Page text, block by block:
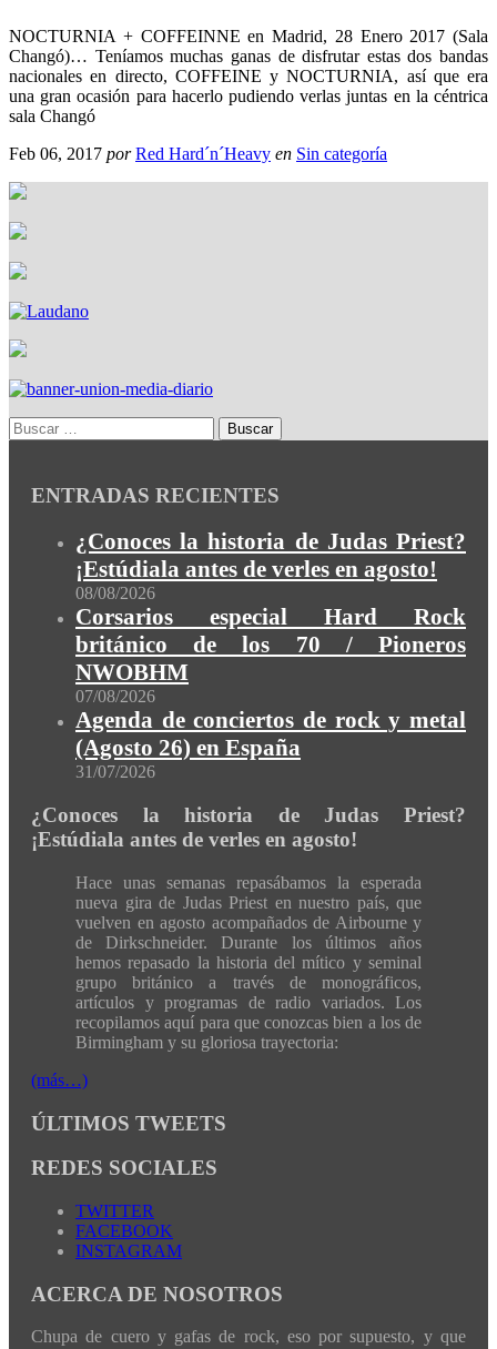
NOCTURNIA + COFFEINNE en Madrid, 28 Enero 2017 (Sala
Changó)… Teníamos muchas ganas de disfrutar estas dos bandas
nacionales en directo, COFFEINE y NOCTURNIA, así que era
una gran ocasión para hacerlo pudiendo verlas juntas en la céntrica
sala Changó
Feb 06, 2017 por Red Hard´n´Heavy en Sin categoría
ENTRADAS RECIENTES
¿Conoces la historia de Judas Priest?
¡Estúdiala antes de verles en agosto!
08/08/2026
Corsarios especial Hard Rock
británico de los 70 / Pioneros
NWOBHM
07/08/2026
Agenda de conciertos de rock y metal
(Agosto 26) en España
31/07/2026
¿Conoces la historia de Judas Priest?
¡Estúdiala antes de verles en agosto!
Hace unas semanas repasábamos la esperada
nueva gira de Judas Priest en nuestro país, que
vuelven en agosto acompañados de Airbourne y
de Dirkschneider. Durante los últimos años
hemos repasado la historia del mítico y seminal
grupo británico a través de monográficos,
artículos y programas de radio variados. Los
recopilamos aquí para que conozcas bien a los de
Birmingham y su gloriosa trayectoria:
(más…)
ÚLTIMOS TWEETS
REDES SOCIALES
TWITTER
FACEBOOK
INSTAGRAM
ACERCA DE NOSOTROS
Chupa de cuero y gafas de rock, eso por supuesto, y que